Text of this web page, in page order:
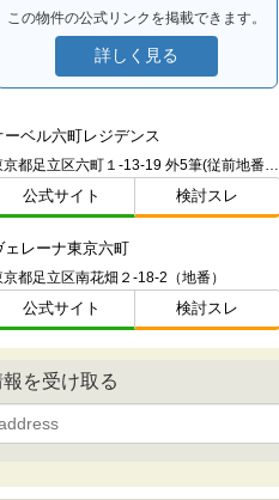
この物件の公式リンクを掲載できます。
詳しく見る
ーベル六町レジデンス
東京都足立区六町１-13-19 外5筆(従前地番)ほか
公式サイト 検討スレ
ェレーナ東京六町
京都足立区南花畑２-18-2（地番）
公式サイト 検討スレ
を受け取る